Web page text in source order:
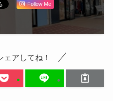
Follow Me
ェアしてね！